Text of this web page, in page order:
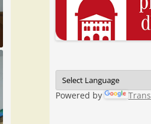
Powered by